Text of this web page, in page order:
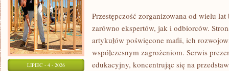
LIPIEC - 4 - 2026
Przestępczość zorganizowana od wielu
zarówno ekspertów, jak i odbiorców.
artykułów poświęcone mafii, ich
współczesnym zagrożeniom. Serwis
edukacyjny, koncentrując się na